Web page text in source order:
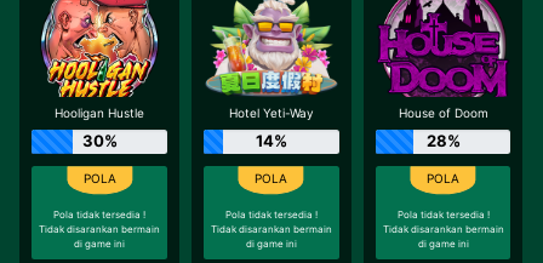
Hooligan Hustle
30%
Pola tidak tersedia !
Tidak disarankan bermain
di game ini
Hotel Yeti-Way
14%
Pola tidak tersedia !
Tidak disarankan bermain
di game ini
House of Doom
28%
Pola tidak tersedia !
Tidak disarankan bermain
di game ini